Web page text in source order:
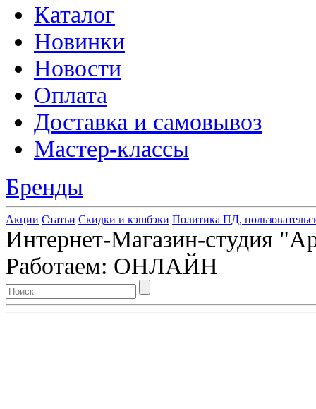
Каталог
Новинки
Новости
Оплата
Доставка и самовывоз
Мастер-классы
Бренды
Акции Статьи Скидки и кэшбэки Политика ПД,
Интернет-Магазин-студия
Работаем: ОНЛАЙН